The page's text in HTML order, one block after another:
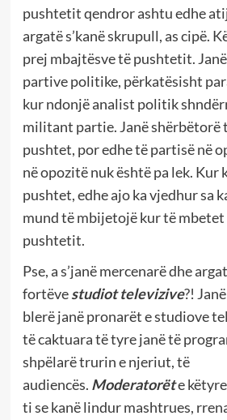
pushtetit qendror ashtu edhe
argatë s’kanë skrupull, as cipë.
prej mbajtësve të pushtetit.
partive politike, përkatësisht
kur ndonjë analist politik
militant partie. Janë shërbëtorë
pushtet, por edhe të partisë në
në opozitë nuk është pa lek. Kur
pushtet, edhe ajo ka vjedhur sa
mund të mbijetojë kur të mbetet
pushtetit.
Pse, a s’janë mercenarë dhe
fortëvestudiot televizive?!
blerë janë pronarët e studiove
të caktuara të tyre janë të
shpëlarë trurin e njeriut, të
audiencës. Moderatorëte
ti se kanë lindur mashtrues,